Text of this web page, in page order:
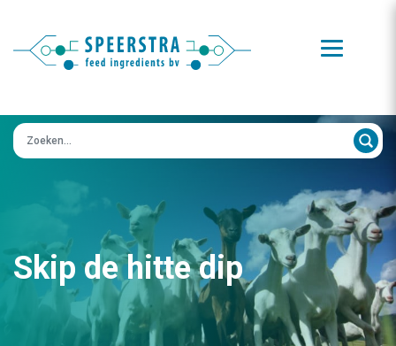
Zoeken op:
Skip de hitte dip